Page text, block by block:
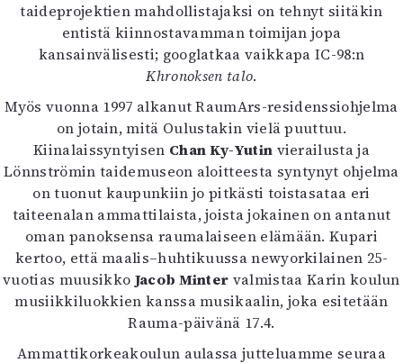
taideprojektien mahdollistajaksi on tehnyt siitäkin
entistä kiinnostavamman toimijan jopa
kansainvälisesti; googlatkaa vaikkapa IC-98:n
Khronoksen talo.
Myös vuonna 1997 alkanut RaumArs-residenssiohjelma
on jotain, mitä Oulustakin vielä puuttuu.
Kiinalaissyntyisen Chan Ky-Yutin vierailusta ja
Lönnströmin taidemuseon aloitteesta syntynyt ohjelma
on tuonut kaupunkiin jo pitkästi toistasataa eri
taiteenalan ammattilaista, joista jokainen on antanut
oman panoksensa raumalaiseen elämään. Kupari
kertoo, että maalis–huhtikuussa newyorkilainen 25-
vuotias muusikko Jacob Minter valmistaa Karin koulun
musiikkiluokkien kanssa musikaalin, joka esitetään
Rauma-päivänä 17.4.
Ammattikorkeakoulun aulassa jutteluamme seuraa